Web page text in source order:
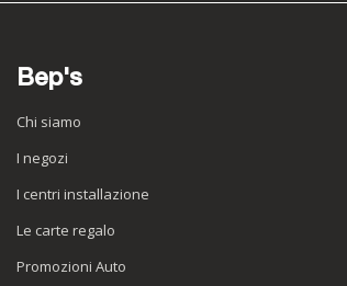
Bep's
Chi siamo
I negozi
I centri installazione
Le carte regalo
Promozioni Auto